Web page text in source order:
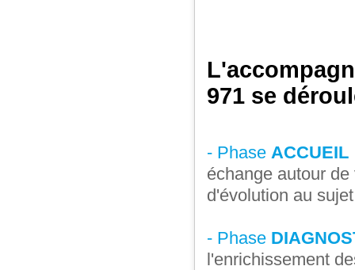
971 se
- Phase
échange autour
d'évolution au
- Phase
l'enrichissement